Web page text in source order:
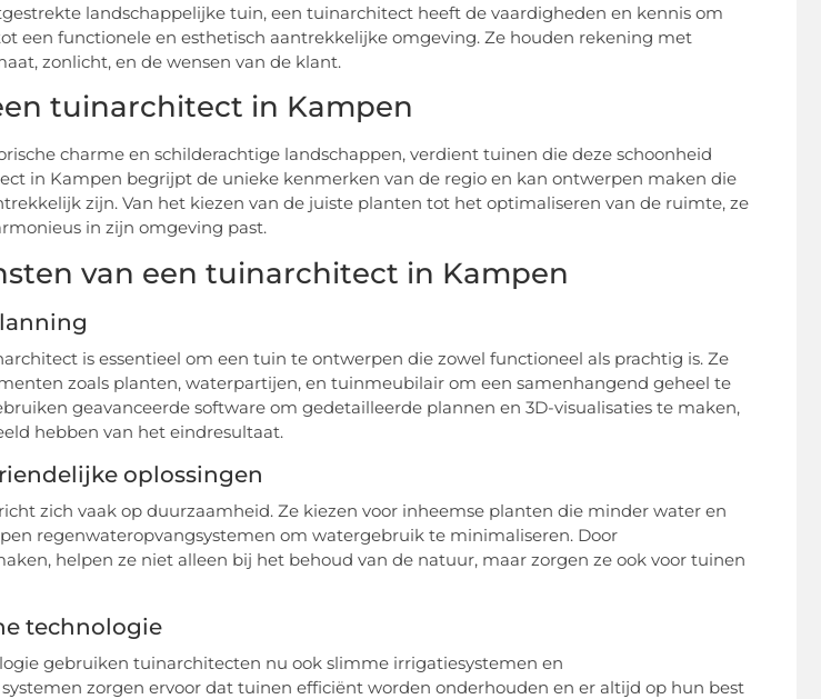
landschappelijke tuin, een tuinarchitect heeft de vaardigheden en kennis om
een functionele en esthetisch aantrekkelijke omgeving. Ze houden rekening met
zonlicht, en de wensen van de klant.
tuinarchitect in Kampen
charme en schilderachtige landschappen, verdient tuinen die deze schoonheid
in Kampen begrijpt de unieke kenmerken van de regio en kan ontwerpen maken die
zijn. Van het kiezen van de juiste planten tot het optimaliseren van de ruimte, ze
in zijn omgeving past.
van een tuinarchitect in Kampen
is essentieel om een tuin te ontwerpen die zowel functioneel als prachtig is. Ze
zoals planten, waterpartijen, en tuinmeubilair om een samenhangend geheel te
geavanceerde software om gedetailleerde plannen en 3D-visualisaties te maken,
hebben van het eindresultaat.
oplossingen
zich vaak op duurzaamheid. Ze kiezen voor inheemse planten die minder water en
regenwateropvangsystemen om watergebruik te minimaliseren. Door
helpen ze niet alleen bij het behoud van de natuur, maar zorgen ze ook voor tuinen
technologie
gebruiken tuinarchitecten nu ook slimme irrigatiesystemen en
zorgen ervoor dat tuinen efficiënt worden onderhouden en er altijd op hun best